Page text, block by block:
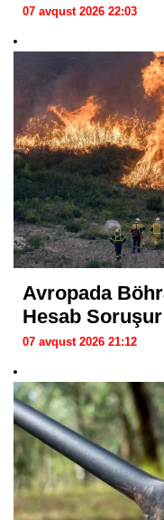
07 avqust 2026 22:03
Avropada
Hesab Soruşur
07 avqust 2026 21:12